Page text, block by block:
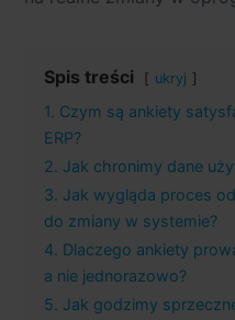
Spis treści ukryj
1. Czym są ankiety
ERP?
2. Jak chronimy dane
3. Jak wygląda proces
do zmiany w systemie?
4. Dlaczego ankiety
a nie jednorazowo?
5. Jak godzimy